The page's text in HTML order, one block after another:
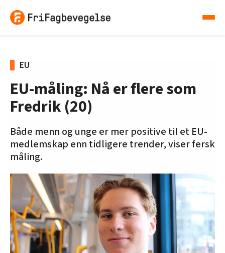
EU
EU-måling: Nå er flere som
Fredrik (20)
Både menn og unge er mer positive til et EU-
medlemskap enn tidligere trender, viser fersk
måling.